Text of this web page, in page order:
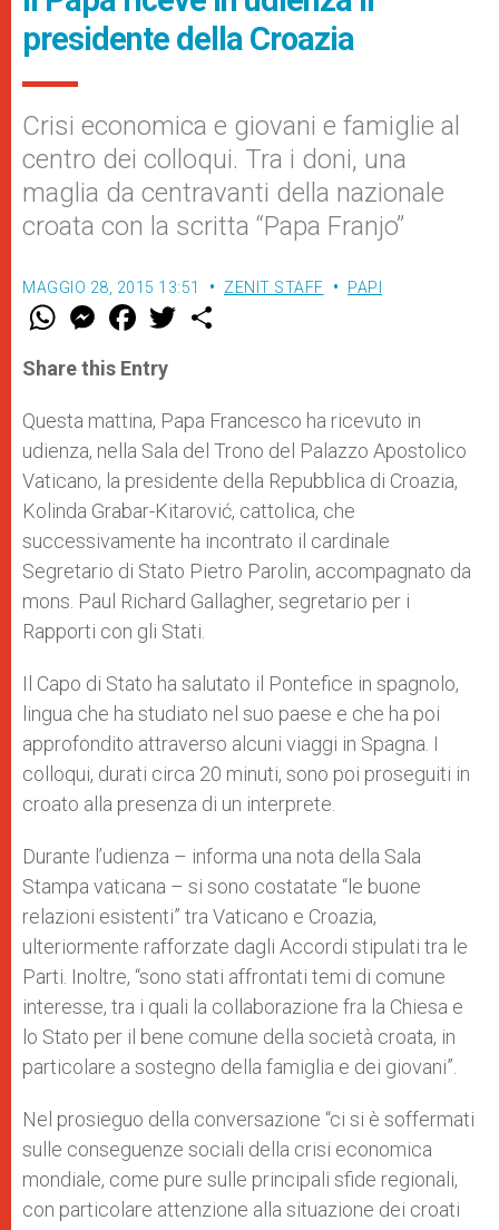
presidente della Croazia
Crisi economica e giovani e famiglie al
centro dei colloqui. Tra i doni, una
maglia da centravanti della nazionale
croata con la scritta “Papa Franjo”
MAGGIO 28, 2015 13:51 ZENIT STAFF PAPI
W
t
s
p
p
M
e
s
e
g
e
r
F
a
e
b
o
k
w
r
Share this Entry
Questa mattina, Papa Francesco ha ricevuto in
udienza, nella Sala del Trono del Palazzo Apostolico
Vaticano, la presidente della Repubblica di Croazia,
Kolinda Grabar-Kitarović, cattolica, che
successivamente ha incontrato il cardinale
Segretario di Stato Pietro Parolin, accompagnato da
mons. Paul Richard Gallagher, segretario per i
Rapporti con gli Stati.
Il Capo di Stato ha salutato il Pontefice in spagnolo,
lingua che ha studiato nel suo paese e che ha poi
approfondito attraverso alcuni viaggi in Spagna. I
colloqui, durati circa 20 minuti, sono poi proseguiti in
croato alla presenza di un interprete.
Durante l’udienza – informa una nota della Sala
Stampa vaticana – si sono costatate “le buone
relazioni esistenti” tra Vaticano e Croazia,
ulteriormente rafforzate dagli Accordi stipulati tra le
Parti. Inoltre, “sono stati affrontati temi di comune
interesse, tra i quali la collaborazione fra la Chiesa e
lo Stato per il bene comune della società croata, in
particolare a sostegno della famiglia e dei giovani”.
Nel prosieguo della conversazione “ci si è soffermati
sulle conseguenze sociali della crisi economica
mondiale, come pure sulle principali sfide regionali,
con particolare attenzione alla situazione dei croati